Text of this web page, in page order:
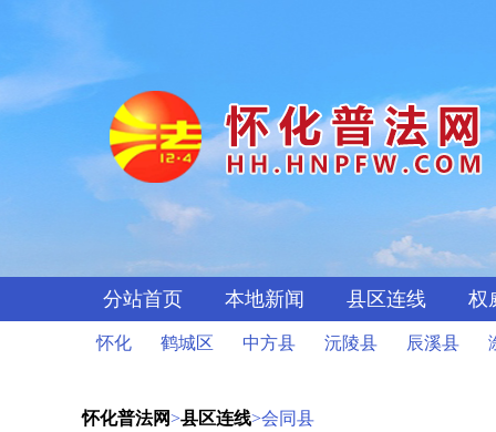
分站首页 本地新闻 县区连线 权
怀化 鹤城区 中方县 沅陵县 辰溪县
怀化普法网>县区连线>会同县